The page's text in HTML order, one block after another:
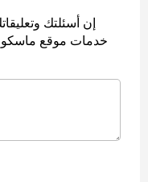
إن أسئلتك
خدمات موقع